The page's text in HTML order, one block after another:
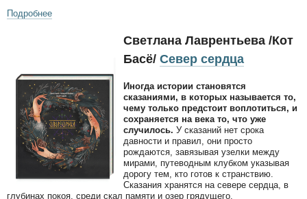
Подробнее
Светлана Лаврентьева /Кот
Басё/ Север сердца
Иногда истории становятся
сказаниями, в которых называется то,
чему только предстоит воплотиться, и
сохраняется на века то, что уже
случилось. У сказаний нет срока
давности и правил, они просто
рождаются, завязывая узелки между
мирами, путеводным клубком указывая
дорогу тем, кто готов к странствию.
Сказания хранятся на севере сердца, в
глубинах покоя, среди скал памяти и озер грядущего.